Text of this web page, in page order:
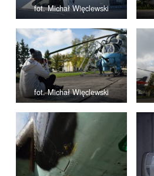
fot. Michał Więclewski
fot. Michał Więclewski